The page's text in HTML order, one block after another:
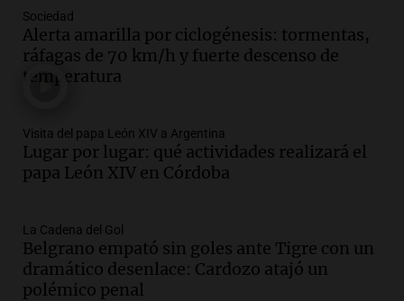
Audio.
centro de esquí Penitentes Park tras
siete años de cierre por falta de nieve
Panorama Federal
Audio.Madres en Rosario piden por la
ley Joaquín.
Viva la Radio Rosario
Audio. Juan Pedro Colombo, rematador
de hacienda: “Las tecnologías no
reemplazan el contacto con la gente”
La Argentina, hoy
Sociedad
Alerta amarilla por ciclogénesis: tormentas,
ráfagas de 70 km/h y fuerte descenso de
temperatura
Visita del papa León XIV a Argentina
Lugar por lugar: qué actividades realizará el
papa León XIV en Córdoba
La Cadena del Gol
Belgrano empató sin goles ante Tigre con un
dramático desenlace: Cardozo atajó un
polémico penal